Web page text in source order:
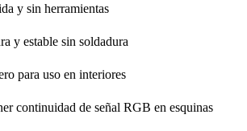
y sin herramientas
y estable sin soldadura
para uso en interiores
continuidad de señal RGB en esquinas